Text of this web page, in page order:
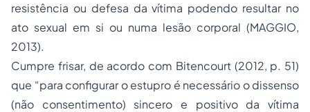
resistência ou defesa da vítima podendo resultar no
ato sexual em si ou numa lesão corporal (MAGGIO,
2013).
Cumpre frisar, de acordo com Bitencourt (2012, p. 51)
que “para configurar o estupro é necessário o dissenso
(não consentimento) sincero e positivo da vítima